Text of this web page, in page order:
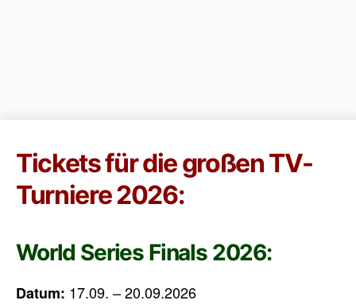
Tickets für die großen TV-
Turniere 2026:
World Series Finals 2026:
Datum: 17.09. – 20.09.2026